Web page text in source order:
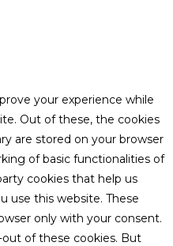
your experience while
Out of these, the cookies
are stored on your browser
of basic functionalities of
cookies that help us
use this website. These
only with your consent.
of these cookies. But